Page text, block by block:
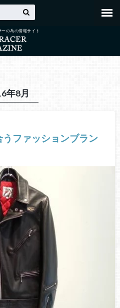
ーの為の情報サイト
年8月
ファッションブラン